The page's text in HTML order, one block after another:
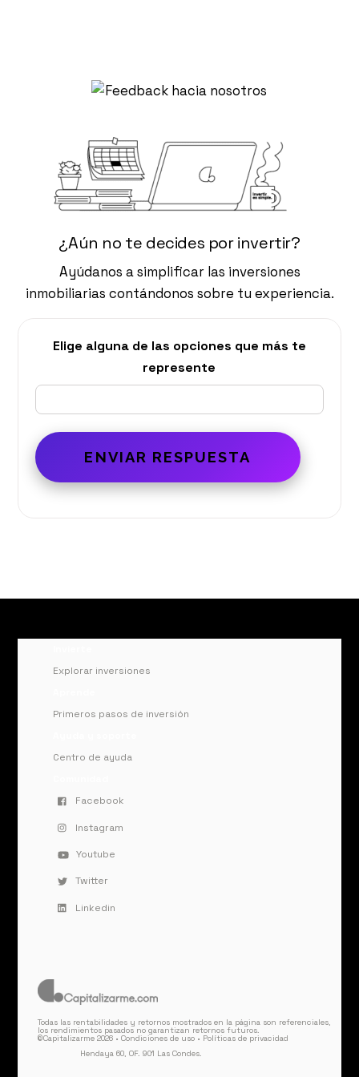
¿Aún no te decides por invertir?
Ayúdanos a simplificar las inversiones
inmobiliarias contándonos sobre tu experiencia.
Elige alguna de las opciones que más te
represente
Explorar inversiones
Primeros pasos de inversión
Centro de ayuda
Facebook
Instagram
Youtube
Twitter
Linkedin
Todas las rentabilidades y retornos mostrados en la página son referenciales,
los rendimientos pasados no garantizan retornos futuros.
©Capitalizarme 2026 •Condiciones de uso • Políticas de privacidad
Hendaya 60, OF. 901 Las Condes.